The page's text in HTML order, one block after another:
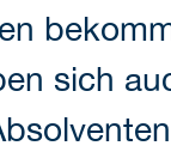
sich